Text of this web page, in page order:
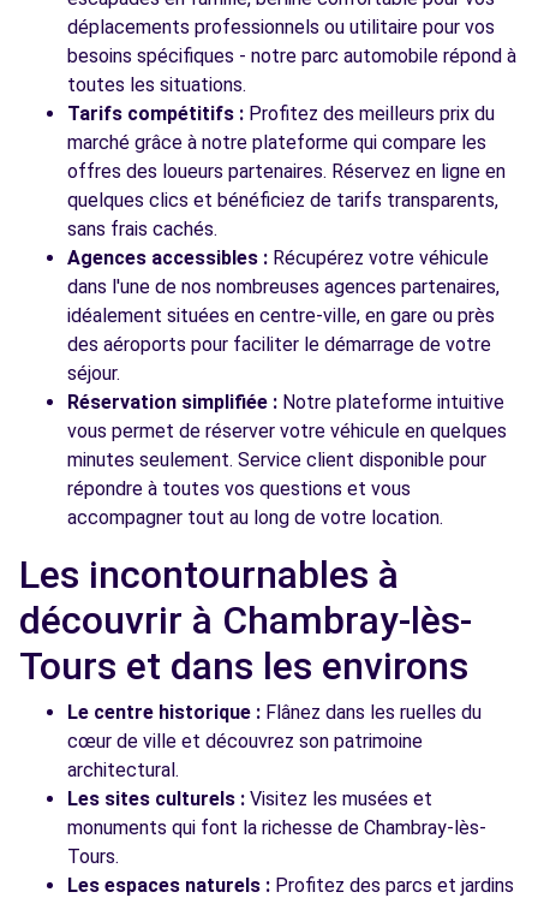
déplacements professionnels ou utilitaire pour vos
besoins spécifiques - notre parc automobile répond à
toutes les situations.
Tarifs compétitifs : Profitez des meilleurs prix du
marché grâce à notre plateforme qui compare les
offres des loueurs partenaires. Réservez en ligne en
quelques clics et bénéficiez de tarifs transparents,
sans frais cachés.
Agences accessibles : Récupérez votre véhicule
dans l'une de nos nombreuses agences partenaires,
idéalement situées en centre-ville, en gare ou près
des aéroports pour faciliter le démarrage de votre
séjour.
Réservation simplifiée : Notre plateforme intuitive
vous permet de réserver votre véhicule en quelques
minutes seulement. Service client disponible pour
répondre à toutes vos questions et vous
accompagner tout au long de votre location.
Les incontournables à
découvrir à Chambray-lès-
Tours et dans les environs
Le centre historique : Flânez dans les ruelles du
cœur de ville et découvrez son patrimoine
architectural.
Les sites culturels : Visitez les musées et
monuments qui font la richesse de Chambray-lès-
Tours.
Les espaces naturels : Profitez des parcs et jardins